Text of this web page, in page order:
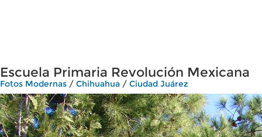
Escuela Primaria Revolución Mexicana
Fotos Modernas / Chihuahua / Ciudad Juárez